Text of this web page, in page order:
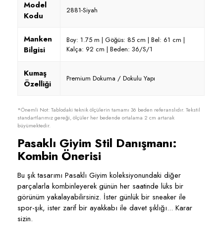
Model
Kodu
2881-Siyah
Manken
Bilgisi
Boy: 1.75 m | Göğüs: 85 cm | Bel: 61 cm |
Kalça: 92 cm | Beden: 36/S/1
Kumaş
Özelliği
Premium Dokuma / Dokulu Yapı
*Önemli Not: Tablodaki teknik ölçülerin tamamı 36 beden referanslıdır. Tekstil
standartlarımız gereği, ölçüler her bedende ortalama 2 cm artarak
büyümektedir.
Pasaklı Giyim Stil Danışmanı:
Kombin Önerisi
Bu şık tasarımı Pasaklı Giyim koleksiyonundaki diğer
parçalarla kombinleyerek günün her saatinde lüks bir
görünüm yakalayabilirsiniz. İster günlük bir sneaker ile
spor-şık, ister zarif bir ayakkabı ile davet şıklığı... Karar
sizin.